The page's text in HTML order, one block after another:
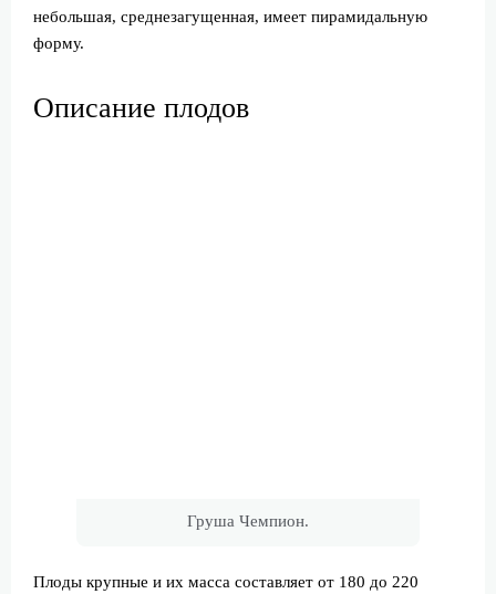
небольшая, среднезагущенная, имеет пирамидальную
форму.
Описание плодов
Груша Чемпион.
Плоды крупные и их масса составляет от 180 до 220